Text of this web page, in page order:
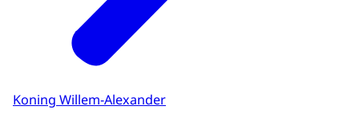
Koning Willem-Alexander